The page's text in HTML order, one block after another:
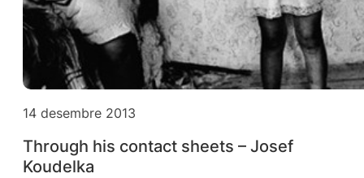
14 desembre 2013
Through his contact sheets – Josef
Koudelka